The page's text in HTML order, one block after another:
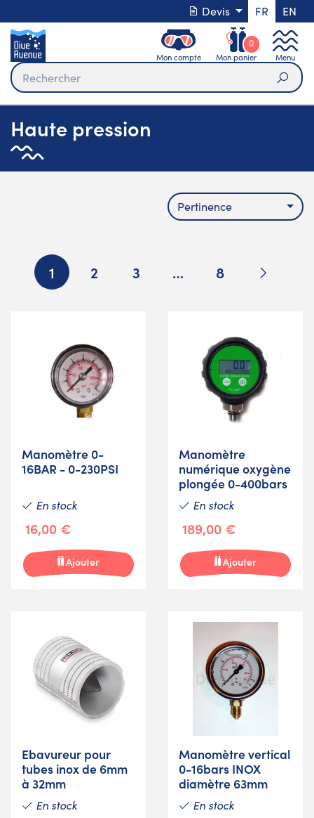
Devis FR EN
Mon compte Mon panier
0
Menu
Haute pression
Pertinence
1 2 3 … 8 Suivant
Manomètre 0-
16BAR - 0-230PSI
En stock
16,00 €
Ajouter
Manomètre
numérique oxygène
plongée 0-400bars
En stock
189,00 €
Ajouter
Ebavureur pour
tubes inox de 6mm
à 32mm
En stock
Manomètre vertical
0-16bars INOX
diamètre 63mm
En stock